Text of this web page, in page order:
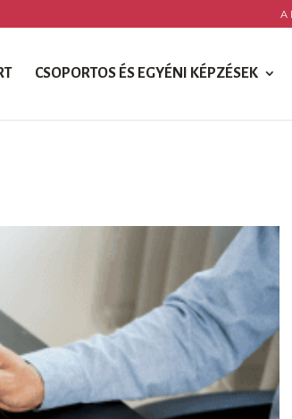
A
CSOPORTOS ÉS EGYÉNI KÉPZÉSEK